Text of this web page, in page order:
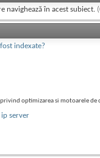
navighează în acest subiect.
indexate?
optimizarea si motoarele de
server